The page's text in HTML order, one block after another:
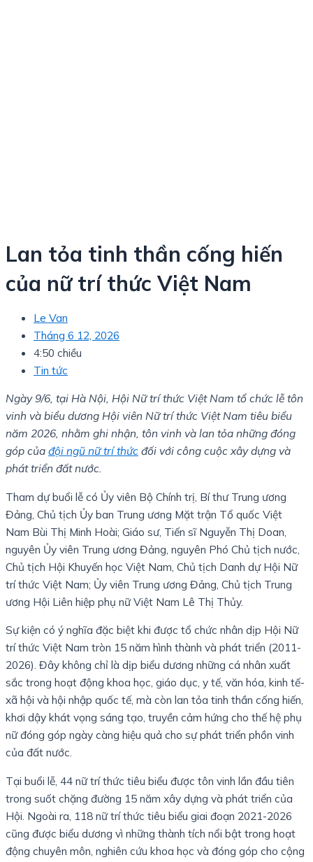
Lan tỏa tinh thần cống hiến
của nữ trí thức Việt Nam
Le Van
Tháng 6 12, 2026
4:50 chiều
Tin tức
Ngày 9/6, tại Hà Nội, Hội Nữ trí thức Việt Nam tổ chức lễ tôn
vinh và biểu dương Hội viên Nữ trí thức Việt Nam tiêu biểu
năm 2026, nhằm ghi nhận, tôn vinh và lan tỏa những đóng
góp của đội ngũ nữ trí thức đối với công cuộc xây dựng và
phát triển đất nước.
Tham dự buổi lễ có Ủy viên Bộ Chính trị, Bí thư Trung ương
Đảng, Chủ tịch Ủy ban Trung ương Mặt trận Tổ quốc Việt
Nam Bùi Thị Minh Hoài; Giáo sư, Tiến sĩ Nguyễn Thị Doan,
nguyên Ủy viên Trung ương Đảng, nguyên Phó Chủ tịch nước,
Chủ tịch Hội Khuyến học Việt Nam, Chủ tịch Danh dự Hội Nữ
trí thức Việt Nam; Ủy viên Trung ương Đảng, Chủ tịch Trung
ương Hội Liên hiệp phụ nữ Việt Nam Lê Thị Thủy.
Sự kiện có ý nghĩa đặc biệt khi được tổ chức nhân dịp Hội Nữ
trí thức Việt Nam tròn 15 năm hình thành và phát triển (2011-
2026). Đây không chỉ là dịp biểu dương những cá nhân xuất
sắc trong hoạt động khoa học, giáo dục, y tế, văn hóa, kinh tế-
xã hội và hội nhập quốc tế, mà còn lan tỏa tinh thần cống hiến,
khơi dậy khát vọng sáng tạo, truyền cảm hứng cho thế hệ phụ
nữ đóng góp ngày càng hiệu quả cho sự phát triển phồn vinh
của đất nước.
Tại buổi lễ, 44 nữ trí thức tiêu biểu được tôn vinh lần đầu tiên
trong suốt chặng đường 15 năm xây dựng và phát triển của
Hội. Ngoài ra, 118 nữ trí thức tiêu biểu giai đoạn 2021-2026
cũng được biểu dương vì những thành tích nổi bật trong hoạt
động chuyên môn, nghiên cứu khoa học và đóng góp cho cộng